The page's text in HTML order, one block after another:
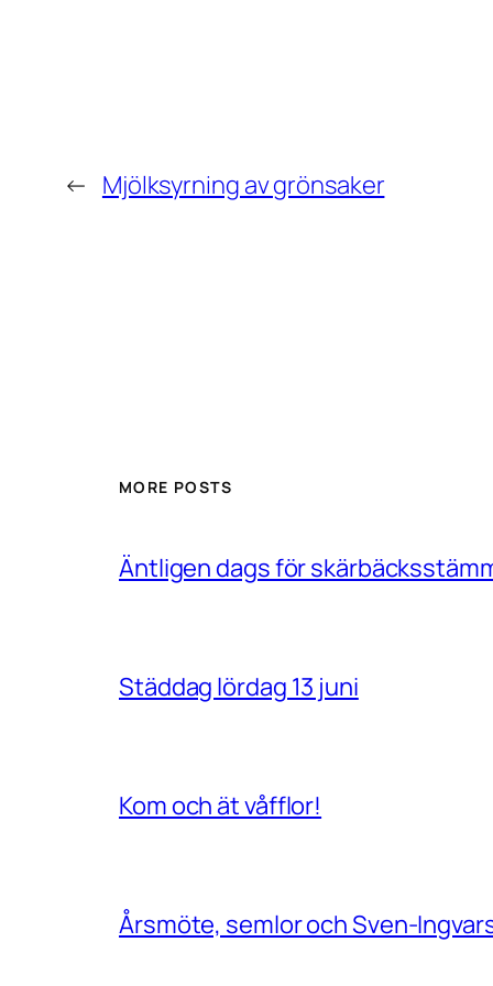
← Mjölksyrning av grönsaker
MORE POSTS
Äntligen dags för
Städdag lördag 13 juni
Kom och ät våfflor!
Årsmöte, semlor och Sven-